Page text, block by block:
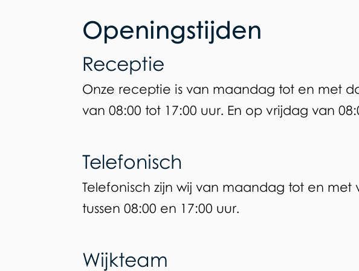
t
e
Openingstijden
Receptie
Onze receptie is van maandag tot en met
van 08:00 tot 17:00 uur. En op vrijdag van
Telefonisch
Telefonisch zijn wij van maandag tot en
tussen 08:00 en 17:00 uur.
Wijkteam